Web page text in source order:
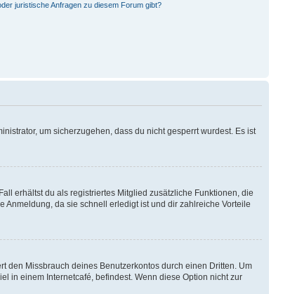
juristische Anfragen zu diesem Forum gibt?
um sicherzugehen, dass du nicht gesperrt wurdest. Es ist
erhältst du als registriertes Mitglied zusätzliche Funktionen, die
Anmeldung, da sie schnell erledigt ist und dir zahlreiche Vorteile
den Missbrauch deines Benutzerkontos durch einen Dritten. Um
in einem Internetcafé, befindest. Wenn diese Option nicht zur